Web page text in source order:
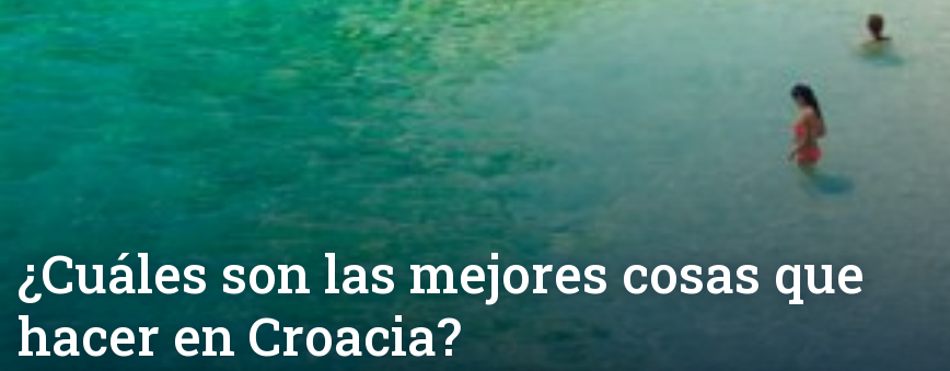
¿Cuáles son las mejores cosas que
hacer en Croacia?